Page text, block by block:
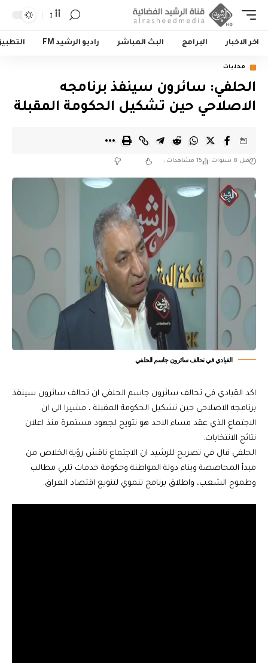
أأ
اخر الاخبار البرامج البث المباشر راديو الرشيد FM
محليات
الحلفي: سائرون سينفذ برنامجه
الاصلاحي حين تشكيل الحكومة المقبلة
قبل 8 سنوات 15 مشاهدات
القيادي في تحالف سائرون جاسم الحلفي
اكد القيادي في تحالف سائرون جاسم الحلفي ان تحالف سائرون سينفذ
برنامجه الاصلاحي حين تشكيل الحكومة المقبلة ، مشيرا الى ان
الاجتماع الذي عقد مساء الاحد هو تتويج لجهود مستمرة منذ اعلان
نتائج الانتخابات.
الحلفي قال في تصريح للرشيد ان الاجتماع ناقش رؤية الخلاص من
مبدأ المحاصصة وبناء دولة المواطنة وحكومة خدمات تلبي مطالب
وطموح الشعب، واطلاق برنامج تنموي لتنويع اقتصاد العراق.